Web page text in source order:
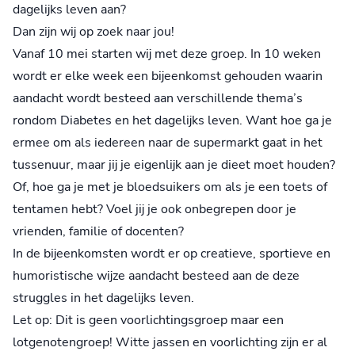
dagelijks leven aan?
Dan zijn wij op zoek naar jou!
Vanaf 10 mei starten wij met deze groep. In 10 weken
wordt er elke week een bijeenkomst gehouden waarin
aandacht wordt besteed aan verschillende thema’s
rondom Diabetes en het dagelijks leven. Want hoe ga je
ermee om als iedereen naar de supermarkt gaat in het
tussenuur, maar jij je eigenlijk aan je dieet moet houden?
Of, hoe ga je met je bloedsuikers om als je een toets of
tentamen hebt? Voel jij je ook onbegrepen door je
vrienden, familie of docenten?
In de bijeenkomsten wordt er op creatieve, sportieve en
humoristische wijze aandacht besteed aan de deze
struggles in het dagelijks leven.
Let op: Dit is geen voorlichtingsgroep maar een
lotgenotengroep! Witte jassen en voorlichting zijn er al